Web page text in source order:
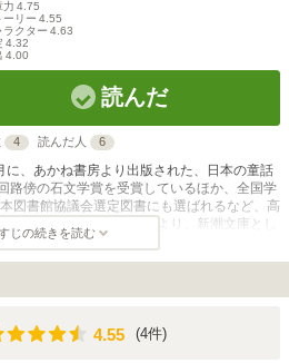
力 4.75
ーリー 4.55
ラクター 4.63
4.32
4.00
読んだ
4 読んだ人 6
、あかね書房より出版された、日本の童話
路傍の石文学賞を受賞しているほか、全国学
図書館協議会選定図書にも選ばれるなど、高
年12月には、新潮社より、新潮文庫とし
雪の降るある日、アパートの窓から「ぼ
できた、体調10センチの小さくて白い「小
常生活を描いた物語である。毎週末になると
ールフレンドをどこか意識しているようなコ
」のガールフレンドとの三者の間に流れる、
じの続きを読む
4.55
4.55 (4件)